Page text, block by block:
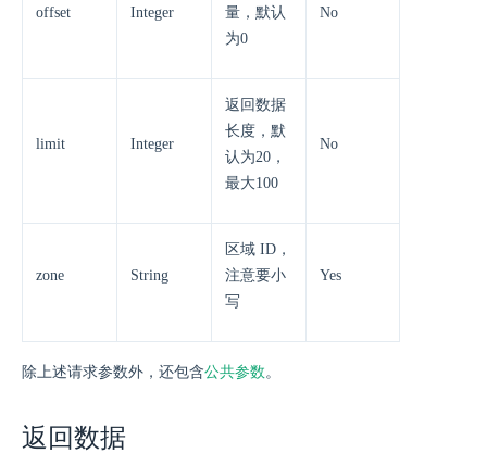
offset Integer
量，默认
为0
No
limit Integer
返回数据
长度，默
认为20，
最大100
No
zone String
区域 ID，
注意要小
写
Yes
除上述请求参数外，还包含公共参数。
返回数据